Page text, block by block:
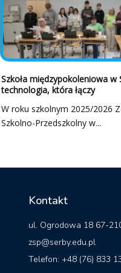
Szkoła międzypokoleniowa w
technologia, która łączy
W roku szkolnym 2025/2026
Szkolno-Przedszkolny w...
Kontakt
ul. Ogrodowa 18 67-
zsp@serby.edu.pl
Telefon: +48 (76) 833